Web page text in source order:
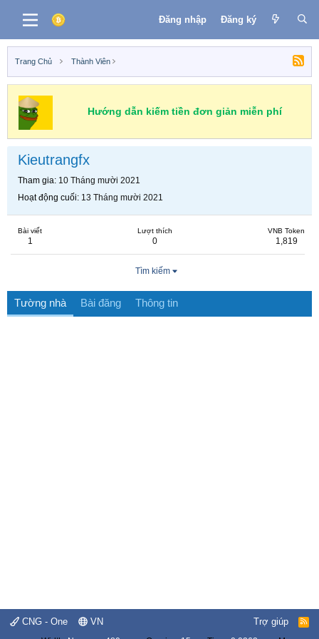
Đăng nhập Đăng ký
Trang Chủ Thành Viên
Hướng dẫn kiếm tiền đơn giản miễn phí
Kieutrangfx
Tham gia 10 Tháng mười 2021
Hoạt động cuối 13 Tháng mười 2021
Bài viết
1
Lượt thích
0
VNB Token
1,819
Tìm kiếm
Tường nhà Bài đăng Thông tin
CNG - One VN Trợ giúp
R